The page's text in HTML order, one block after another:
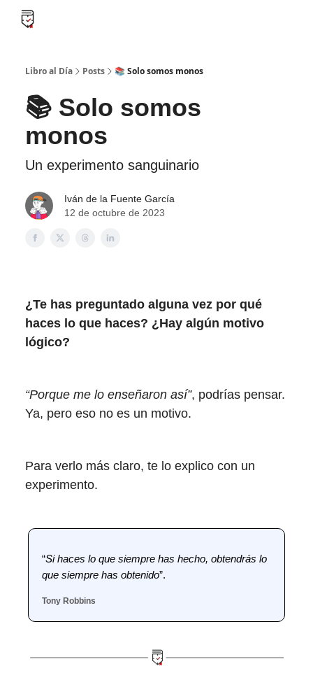
Libro al Día Posts 📚 Solo somos monos
📚 Solo somos
monos
Un experimento sanguinario
Iván de la Fuente García
12 de octubre de 2023
¿Te has preguntado alguna vez por qué
haces lo que haces? ¿Hay algún motivo
lógico?
“Porque me lo enseñaron así”, podrías pensar.
Ya, pero eso no es un motivo.
Para verlo más claro, te lo explico con un
experimento.
“Si haces lo que siempre has hecho, obtendrás lo
que siempre has obtenido”.
Tony Robbins